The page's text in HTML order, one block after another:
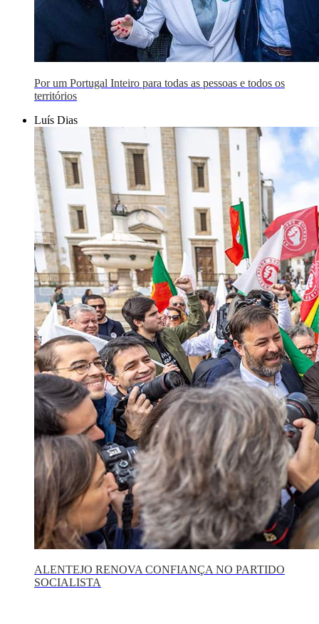
Por um Portugal Inteiro para todas as pessoas e todos os
territórios
Luís Dias
ALENTEJO RENOVA CONFIANÇA NO PARTIDO
SOCIALISTA